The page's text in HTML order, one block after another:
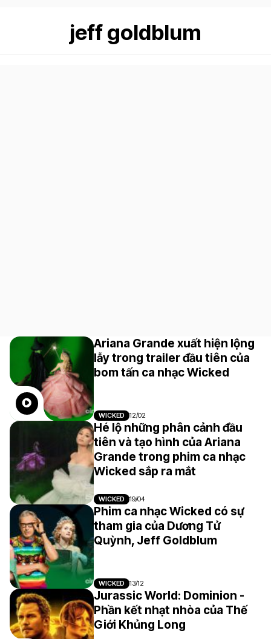
jeff goldblum
Ariana Grande xuất hiện lộng
lẫy trong trailer đầu tiên của
bom tấn ca nhạc Wicked
WICKED 12/02
Hé lộ những phân cảnh đầu
tiên và tạo hình của Ariana
Grande trong phim ca nhạc
Wicked sắp ra mắt
WICKED 19/04
Phim ca nhạc Wicked có sự
tham gia của Dương Tử
Quỳnh, Jeff Goldblum
WICKED 13/12
Jurassic World: Dominion -
Phần kết nhạt nhòa của Thế
Giới Khủng Long